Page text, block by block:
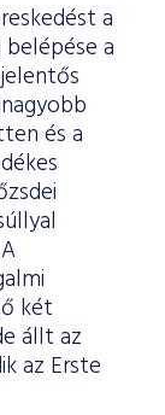
a
belépése a
és a
két
állt az
az Erste